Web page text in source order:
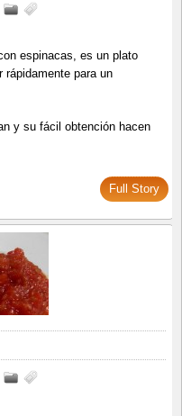
espinacas, es un plato
rápidamente para un
y su fácil obtención hacen
Full Story